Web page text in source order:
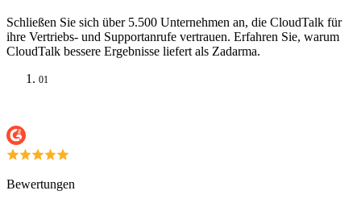
Schließen Sie sich über 5.500 Unternehmen an, die CloudTalk für
ihre Vertriebs- und Supportanrufe vertrauen. Erfahren Sie, warum
CloudTalk bessere Ergebnisse liefert als Zadarma.
01
Bewertungen